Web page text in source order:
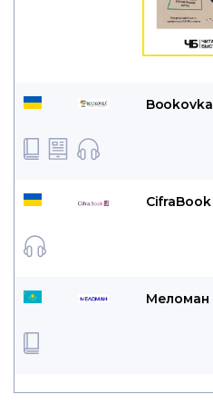
Bookovka
CifraBook
Меломан